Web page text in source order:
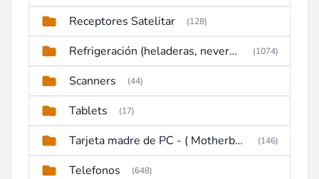
Receptores Satelitar (128)
Refrigeración (heladeras, neveras, congeladores) (1074)
Scanners (44)
Tablets (17)
Tarjeta madre de PC - ( Motherboard ) (146)
Telefonos (648)